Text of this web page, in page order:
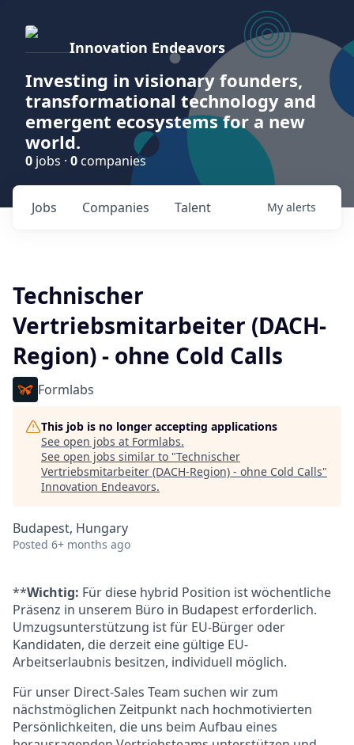
Innovation Endeavors
Investing in visionary founders,
transformational technology and
emergent ecosystems for a new
world.
0 jobs · 0 companies
Jobs Companies Talent My alerts
Technischer
Vertriebsmitarbeiter (DACH-
Region) - ohne Cold Calls
Formlabs
This job is no longer accepting applications
See open jobs at Formlabs.
See open jobs similar to "Technischer
Vertriebsmitarbeiter (DACH-Region) - ohne Cold Calls"
Innovation Endeavors.
Budapest, Hungary
Posted 6+ months ago
**Wichtig: Für diese hybrid Position ist wöchentliche
Präsenz in unserem Büro in Budapest erforderlich.
Umzugsunterstützung ist für EU-Bürger oder
Kandidaten, die derzeit eine gültige EU-
Arbeitserlaubnis besitzen, individuell möglich.
Für unser Direct-Sales Team suchen wir zum
nächstmöglichen Zeitpunkt nach hochmotivierten
Persönlichkeiten, die uns beim Aufbau eines